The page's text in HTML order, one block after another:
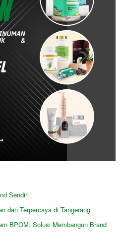
Sendiri
dan Terpercaya di Tangerang
BPOM: Solusi Membangun Brand